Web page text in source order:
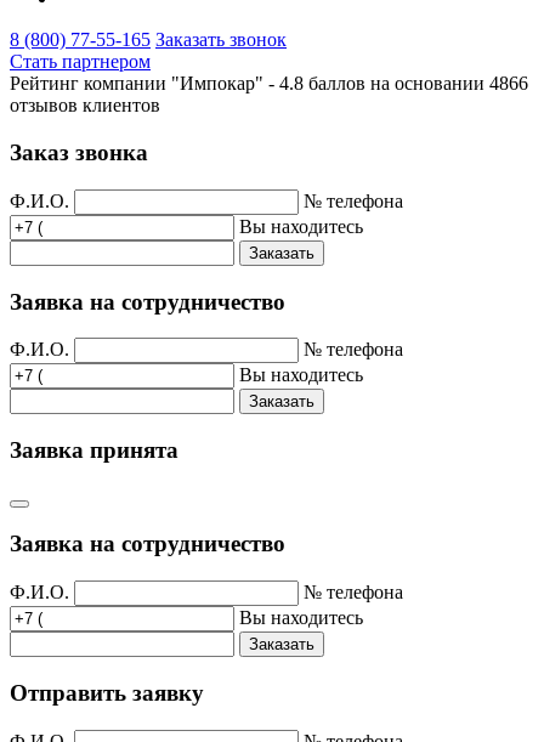
8 (800) 77-55-165 Заказать звонок
Стать партнером
Рейтинг компании "Импокар" - 4.8 баллов на основании 4866
отзывов клиентов
Заказ звонка
Ф.И.О.
№ телефона
Вы находитесь
Заказать
Заявка на сотрудничество
Ф.И.О.
№ телефона
Вы находитесь
Заказать
Заявка принята
Заявка на сотрудничество
Ф.И.О.
№ телефона
Вы находитесь
Заказать
Отправить заявку